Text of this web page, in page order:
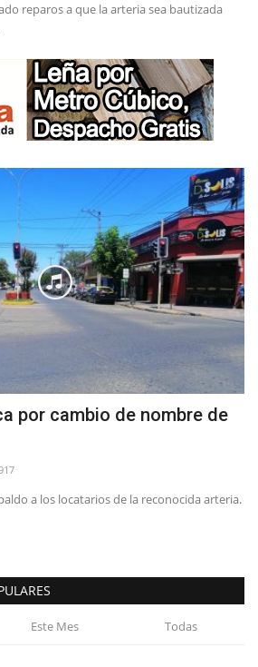
reparos a que la arteria sea bautizada
por cambio de nombre de
a los locatarios de la reconocida arteria.
Este Mes Todas